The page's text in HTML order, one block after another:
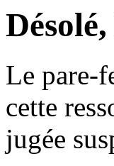
Le pare-
cette
jugée